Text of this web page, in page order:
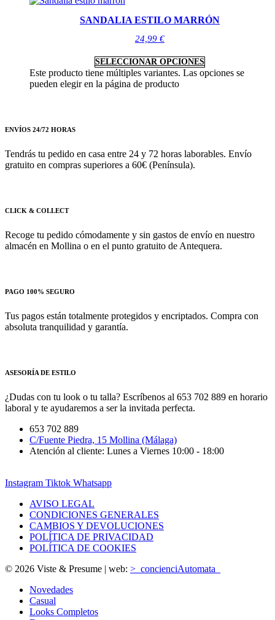
SANDALIA ESTILO MARRÓN
24,99 €
SELECCIONAR OPCIONES
Este producto tiene múltiples variantes. Las opciones se
pueden elegir en la página de producto
ENVÍOS 24/72 HORAS
Tendrás tu pedido en casa entre 24 y 72 horas laborables. Envío
gratuito en compras superiores a 60€ (Península).
CLICK & COLLECT
Recoge tu pedido cómodamente y sin gastos de envío en nuestro
almacén en Mollina o en el punto gratuito de Antequera.
PAGO 100% SEGURO
Tus pagos están totalmente protegidos y encriptados. Compra con
absoluta tranquilidad y garantía.
ASESORÍA DE ESTILO
¿Dudas con tu look o tu talla? Escríbenos al 653 702 889 en horario
laboral y te ayudaremos a ser la invitada perfecta.
653 702 889
C/Fuente Piedra, 15 Mollina (Málaga)
Atención al cliente: Lunes a Viernes 10:00 - 18:00
Instagram Tiktok Whatsapp
AVISO LEGAL
CONDICIONES GENERALES
CAMBIOS Y DEVOLUCIONES
POLÍTICA DE PRIVACIDAD
POLÍTICA DE COOKIES
© 2026 Viste & Presume | web: >_concienciAutomata_
Novedades
Casual
Looks Completos